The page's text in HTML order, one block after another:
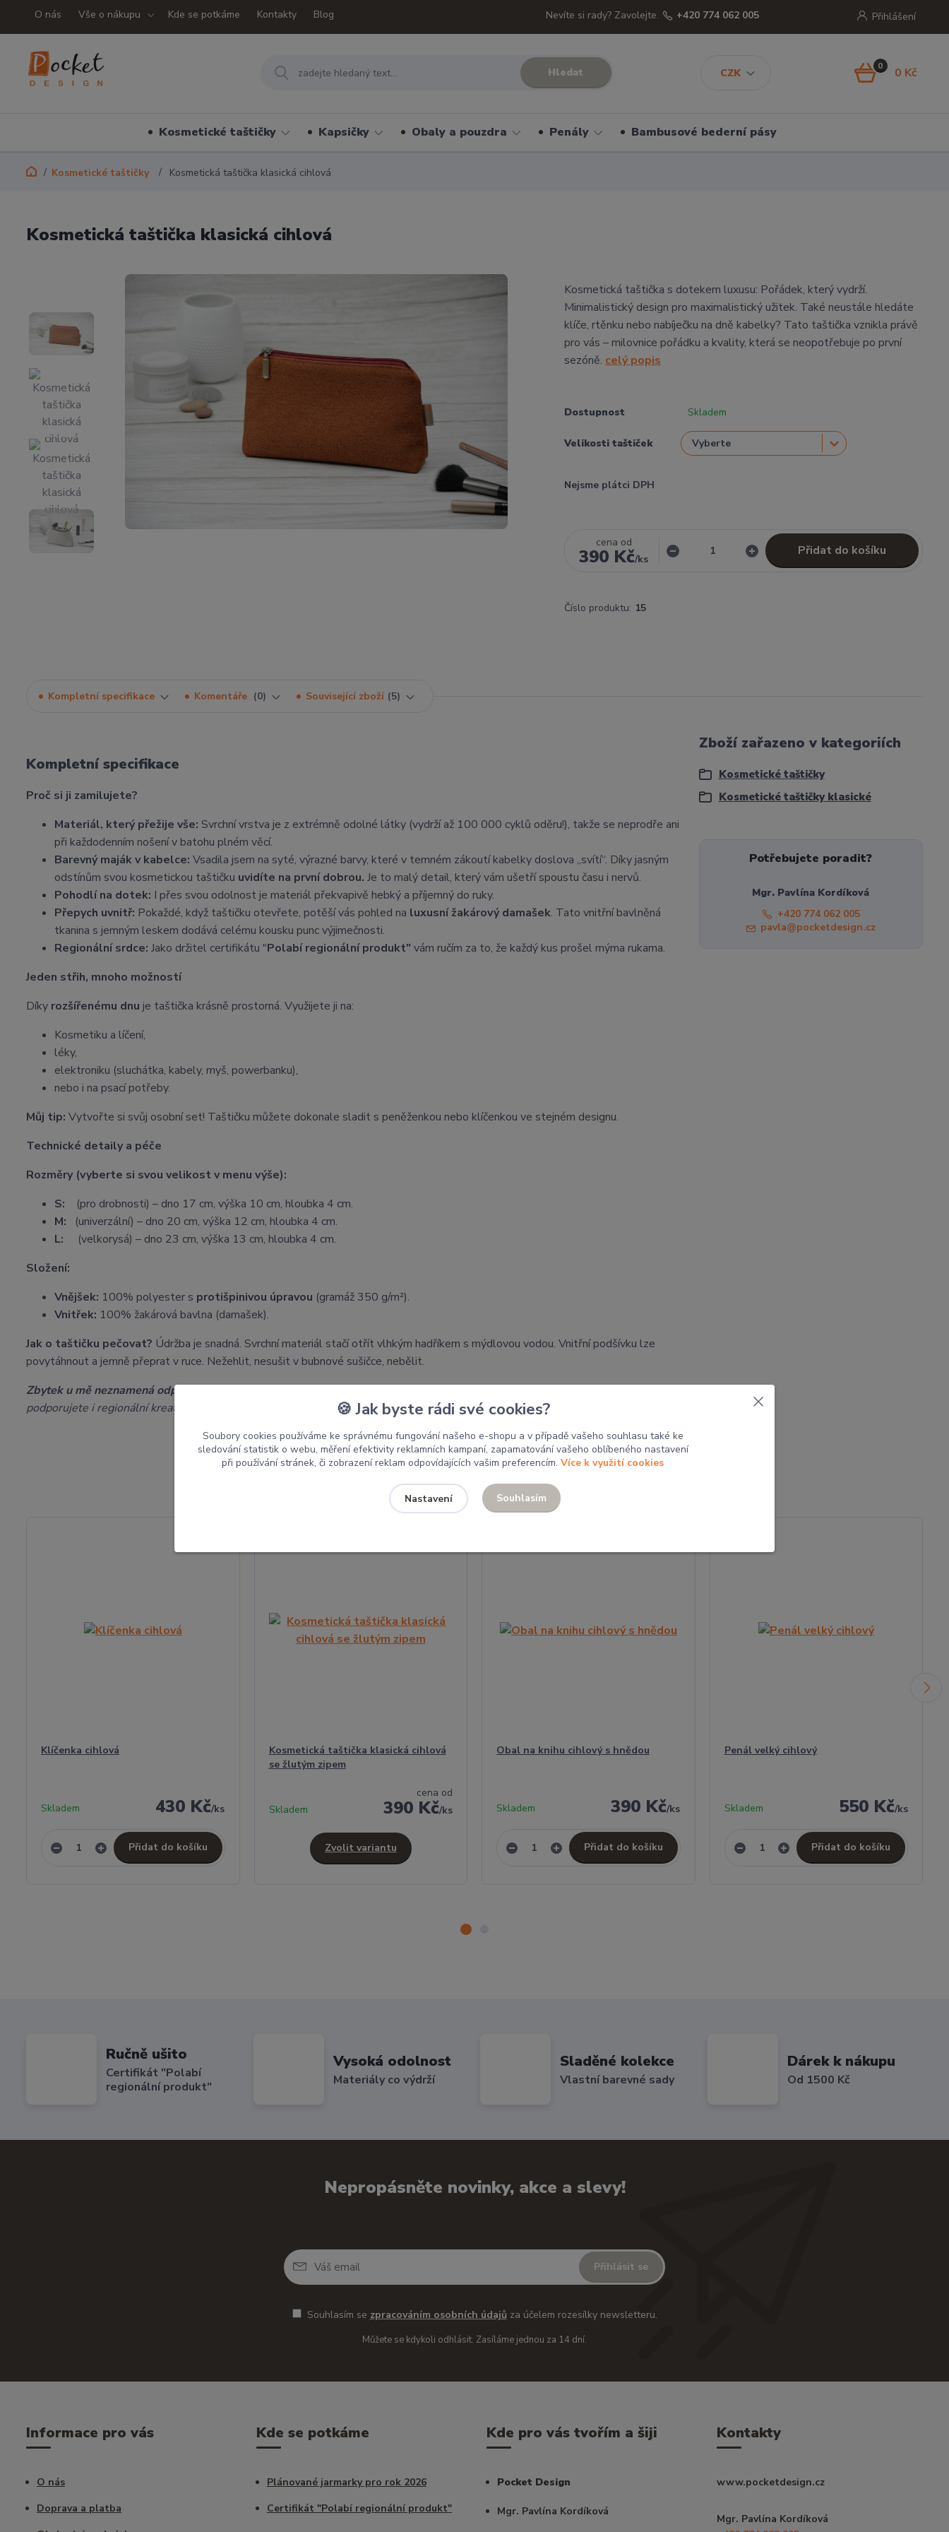
O nás Vše o nákupu Kde se potkáme Kontakty Blog
CZK
Přihlášení
Hledat
Nevíte si rady? Zavolejte. +420 774 062 005
0 0 Kč
Kosmetické taštičky Kapsičky Obaly a pouzdra Penály Bambusové bederní pásy
Kosmetické taštičky Kosmetická taštička klasická cihlová
Kosmetická taštička klasická cihlová
Kosmetická taštička s dotekem luxusu: Pořádek, který vydrží.
Minimalistický design pro maximalistický užitek. Také neustále hledáte
klíče, rtěnku nebo nabíječku na dně kabelky? Tato taštička vznikla právě
pro vás – milovnice pořádku a kvality, která se neopotřebuje po první
sezóně. celý popis
Dostupnost Skladem
Velikosti taštiček
Nejsme plátci DPH
cena od
390 Kč/ks
Přidat do košíku
Číslo produktu: 15
Kompletní specifikace Komentáře 0 Související zboží 5
Kompletní specifikace
Proč si ji zamilujete?
Materiál, který přežije vše: Svrchní vrstva je z extrémně odolné látky (vydrží až 100 000 cyklů oděru!), takže se neprodře ani
při každodenním nošení v batohu plném věcí.
Barevný maják v kabelce: Vsadila jsem na syté, výrazné barvy, které v temném zákoutí kabelky doslova „svítí“. Díky jasným
odstínům svou kosmetickou taštičku uvidíte na první dobrou. Je to malý detail, který vám ušetří spoustu času i nervů.
Pohodlí na dotek: I přes svou odolnost je materiál překvapivě hebký a příjemný do ruky.
Přepych uvnitř: Pokaždé, když taštičku otevřete, potěší vás pohled na luxusní žakárový damašek. Tato vnitřní bavlněná
tkanina s jemným leskem dodává celému kousku punc výjimečnosti.
Regionální srdce: Jako držitel certifikátu "Polabí regionální produkt"vám ručím za to, že každý kus prošel mýma rukama.
Jeden střih, mnoho možností
Díky rozšířenému dnu je taštička krásně prostorná. Využijete ji na:
Kosmetiku a líčení,
léky,
elektroniku (sluchátka, kabely, myš, powerbanku),
nebo i na psací potřeby.
Můj tip: Vytvořte si svůj osobní set! Taštičku můžete dokonale sladit s peněženkou nebo klíčenkou ve stejném designu.
Technické detaily a péče
Rozměry (vyberte si svou velikost v menu výše):
S: (pro drobnosti) – dno 17 cm, výška 10 cm, hloubka 4 cm.
M: (univerzální) – dno 20 cm, výška 12 cm, hloubka 4 cm.
L: (velkorysá) – dno 23 cm, výška 13 cm, hloubka 4 cm.
Složení:
Vnějšek: 100% polyester s protišpinivou úpravou (gramáž 350 g/m²).
Vnitřek: 100% žakárová bavlna (damašek).
Jak o taštičku pečovat? Údržba je snadná. Svrchní materiál stačí otřít vlhkým hadříkem s mýdlovou vodou. Vnitřní podšívku lze
povytáhnout a jemně přeprat v ruce. Nežehlit, nesušit v bubnové sušičce, nebělit.
Zbytek u mě neznamená odpad:
podporujete i regionální kreativitu.
Zboží zařazeno v kategoriích
Kosmetické taštičky
Kosmetické taštičky klasické
Potřebujete poradit?
Mgr. Pavlína Kordíková
+420 774 062 005
pavla@pocketdesign.cz
Související zboží 5
Klíčenka cihlová
430 Kč/ks
Skladem
Přidat do košíku
Kosmetická taštička klasická cihlová
se žlutým zipem
cena od
390 Kč/ks
Skladem
Zvolit variantu
Obal na knihu cihlový s hnědou
390 Kč/ks
Skladem
Přidat do košíku
Penál velký cihlový
550 Kč/ks
Skladem
Přidat do košíku
Ručně ušito
Certifikát "Polabí
regionální produkt"
Vysoká odolnost
Materiály co výdrží
Sladěné kolekce
Vlastní barevné sady
Dárek k nákupu
Od 1500 Kč
Nepropásněte novinky, akce a slevy!
Přihlásit se
Souhlasím se zpracováním osobních údajů za účelem rozesílky newsletteru.
Můžete se kdykoli odhlásit. Zasíláme jednou za 14 dní.
Informace pro vás
O nás
Doprava a platba
Kde se potkáme
Plánované jarmarky pro rok 2026
Certifikát "Polabí regionální produkt"
Kde pro vás tvořím a šiji
Pocket Design
Mgr. Pavlína Kordíková
Kontakty
www.pocketdesign.cz
Mgr. Pavlína Kordíková
🍪 Jak byste rádi své cookies?
Soubory cookies používáme ke správnému fungování našeho e-shopu a v případě vašeho souhlasu také ke
sledování statistik o webu, měření efektivity reklamních kampaní, zapamatování vašeho oblíbeného nastavení
při používání stránek, či zobrazení reklam odpovídajících vašim preferencím. Více k využití cookies
Nastavení Souhlasím